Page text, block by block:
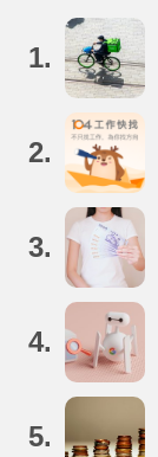
1.
2.
3.
4.
5.